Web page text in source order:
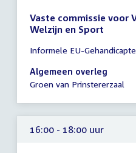
Vaste commissie voor
Welzijn en Sport
vergadering
16:00
-
uur
Informele EU-
Algemeen overleg
Groen van Prinstererzaal
16:00 - 18:00 uur